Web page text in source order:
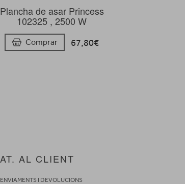
Plancha de asar Princess
102325 , 2500 W
Comprar 67,80€
AT. AL CLIENT
ENVIAMENTS I DEVOLUCIONS